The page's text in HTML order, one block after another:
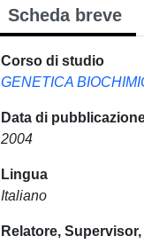
Scheda breve
Corso di studio
GENETICA
Data di
2004
Lingua
Italiano
Relatore,